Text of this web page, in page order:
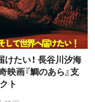
たい！ 長谷川汐海
画『鯛のあら』支
ト